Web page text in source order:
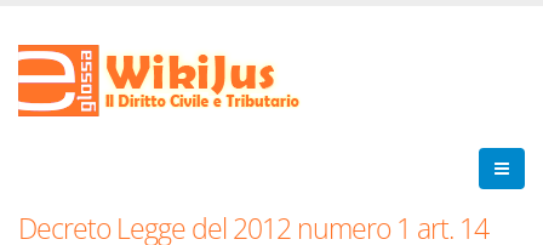
Decreto Legge del 2012 numero 1 art. 14